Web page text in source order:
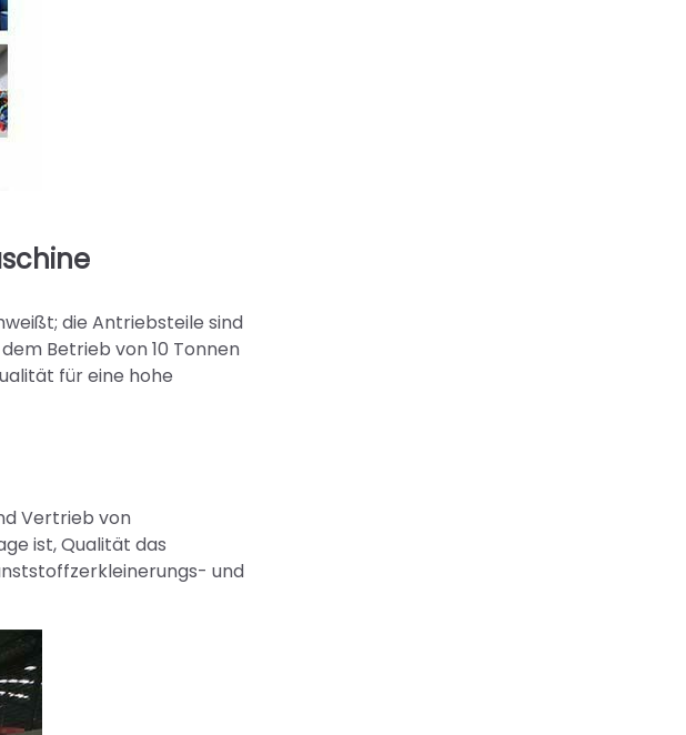
die Antriebsteile sind
Betrieb von 10 Tonnen
für eine hohe
Vertrieb von
ist, Qualität das
und